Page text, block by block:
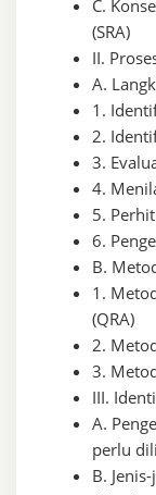
C.
(SRA)
II.
A.
1.
2.
3.
4.
5.
6.
B.
1.
(QRA)
2.
3.
III.
A.
perlu
B.